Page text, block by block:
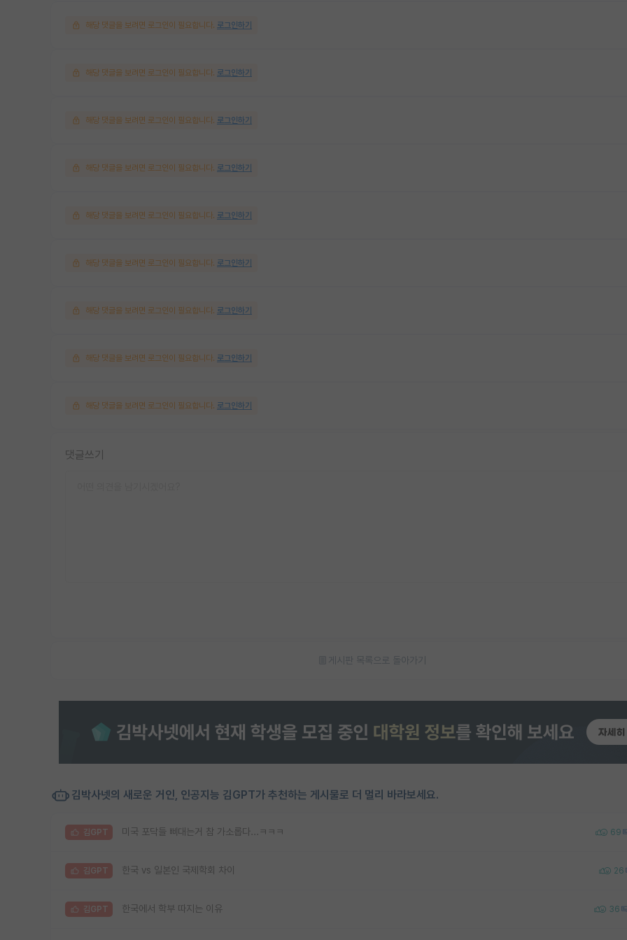
해당 댓글을 보려면 로그인이 필요합니다. 로그인하기
해당 댓글을 보려면 로그인이 필요합니다. 로그인하기
해당 댓글을 보려면 로그인이 필요합니다. 로그인하기
해당 댓글을 보려면 로그인이 필요합니다. 로그인하기
해당 댓글을 보려면 로그인이 필요합니다. 로그인하기
해당 댓글을 보려면 로그인이 필요합니다. 로그인하기
해당 댓글을 보려면 로그인이 필요합니다. 로그인하기
해당 댓글을 보려면 로그인이 필요합니다. 로그인하기
해당 댓글을 보려면 로그인이 필요합니다. 로그인하기
댓글쓰기
게시판 목록으로 돌아가기
김박사넷의 새로운 거인, 인공지능 김GPT가 추천하는 게시물로 더 멀리 바라보세요.
김GPT 미국 포닥들 삐대는거 참 가소롭다...ㅋㅋㅋ 69
김GPT 한국 vs 일본인 국제학회 차이 26
김GPT 한국에서 학부 따지는 이유 36